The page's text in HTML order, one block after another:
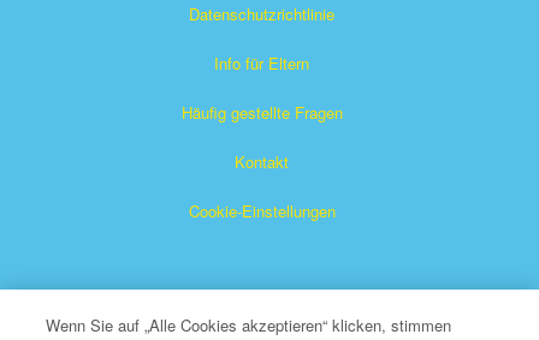
Datenschutzrichtlinie
Info für Eltern
Häufig gestellte Fragen
Kontakt
Cookie-Einstellungen
Wenn Sie auf „Alle Cookies akzeptieren“ klicken, stimmen